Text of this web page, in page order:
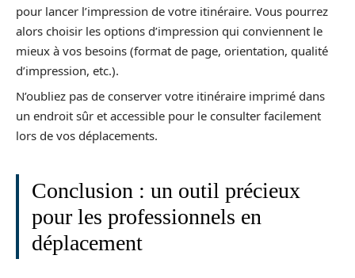
pour lancer l’impression de votre itinéraire. Vous pourrez
alors choisir les options d’impression qui conviennent le
mieux à vos besoins (format de page, orientation, qualité
d’impression, etc.).
N’oubliez pas de conserver votre itinéraire imprimé dans
un endroit sûr et accessible pour le consulter facilement
lors de vos déplacements.
Conclusion : un outil précieux
pour les professionnels en
déplacement